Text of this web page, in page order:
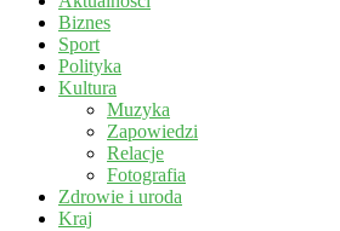
Biznes
Sport
Polityka
Kultura
Muzyka
Zapowiedzi
Relacje
Fotografia
Zdrowie i uroda
Kraj